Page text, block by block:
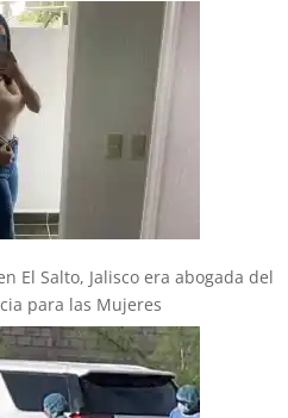
El Salto, Jalisco era abogada del
para las Mujeres